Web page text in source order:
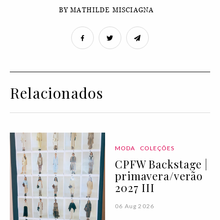
BY MATHILDE MISCIAGNA
Relacionados
MODA COLEÇÕES
CPFW Backstage |
primavera/verão
2027 III
06 Aug 2026